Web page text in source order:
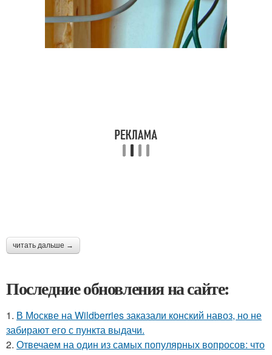
читать дальше →
Последние обновления на сайте:
1. В Москве на Wildberries заказали конский навоз, но не
забирают его с пункта выдачи.
2. Отвечаем на один из самых популярных вопросов: что